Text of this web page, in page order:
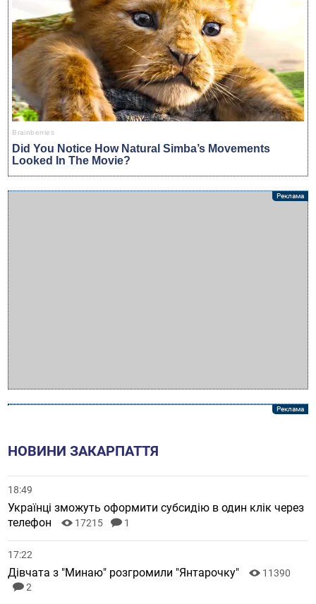
НОВИНИ ЗАКАРПАТТЯ
18:49
Українці зможуть оформити субсидію в один клік через
телефон
17215 1
17:22
Дівчата з "Минаю" розгромили "Янтарочку"
11390
2